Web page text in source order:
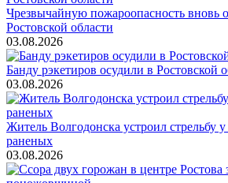
Чрезвычайную пожароопасность вновь
Ростовской области
03.08.2026
Банду рэкетиров осудили в Ростовской
03.08.2026
Житель Волгодонска устроил стрельбу
раненых
03.08.2026